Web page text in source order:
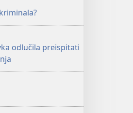
odlučila preispitati